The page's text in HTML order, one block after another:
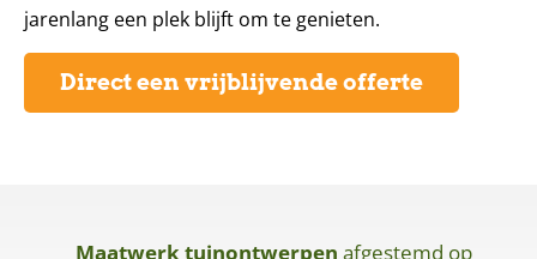
jarenlang een plek blijft om te genieten.
Direct een vrijblijvende offerte
Maatwerk tuinontwerpen afgestemd op